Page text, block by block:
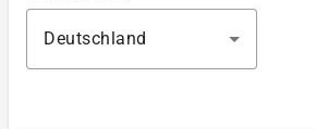
Deutschland